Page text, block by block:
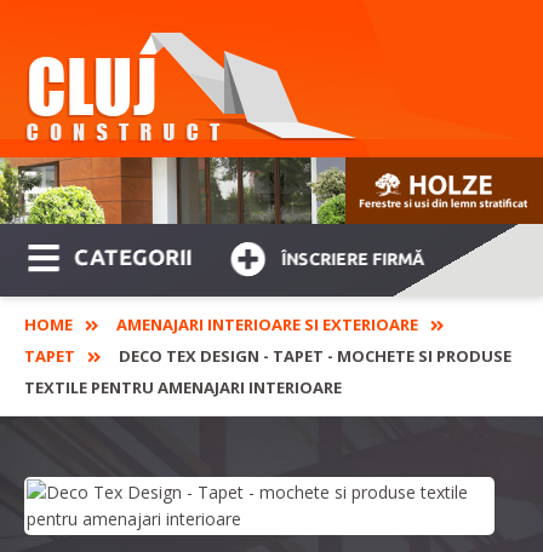
CATEGORII ÎNSCRIERE FIRMĂ
HOME
AMENAJARI INTERIOARE SI EXTERIOARE
TAPET
DECO TEX DESIGN - TAPET - MOCHETE SI PRODUSE
TEXTILE PENTRU AMENAJARI INTERIOARE